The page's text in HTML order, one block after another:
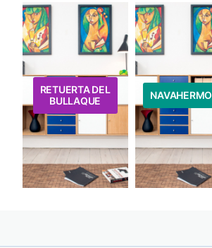
RETUERTA DEL
BULLAQUE